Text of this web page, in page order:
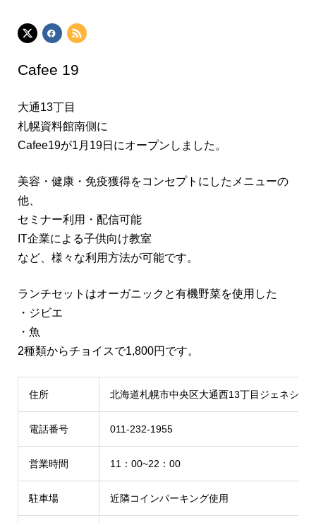
Cafee 19
大通13丁目
札幌資料館南側に
Cafee19が1月19日にオープンしました。
美容・健康・免疫獲得をコンセプトにしたメニューの
他、
セミナー利用・配信可能
IT企業による子供向け教室
など、様々な利用方法が可能です。
ランチセットはオーガニックと有機野菜を使用した
・ジビエ
・魚
2種類からチョイスで1,800円です。
住所 北海道札幌市中央区大通西13丁目ジェネシス
電話番号 011-232-1955
営業時間 11：00~22：00
駐車場 近隣コインパーキング使用